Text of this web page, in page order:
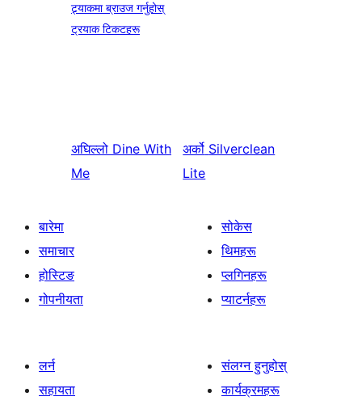
ट्र्याकमा ब्राउज गर्नुहोस्
ट्रयाक टिकटहरू
अघिल्लो Dine With
Me
अर्को Silverclean
Lite
बारेमा
समाचार
होस्टिङ
गोपनीयता
सोकेस
थिमहरू
प्लगिनहरू
प्याटर्नहरू
लर्न
सहायता
संलग्न हुनुहोस्
कार्यक्रमहरू